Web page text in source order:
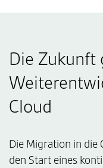
Die Zukunft
Cloud
Die Migration in die
den Start eines